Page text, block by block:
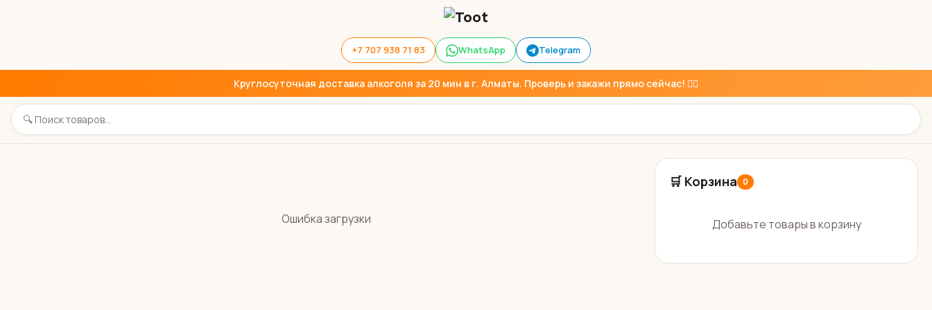
+7 707 938 71 83 WhatsApp Telegram
Круглосуточная доставка алкоголя за 20 мин в г. Алматы. Проверь и закажи прямо сейчас! 👇🏼
Ошибка загрузки
🛒 Корзина 0
Добавьте товары в корзину